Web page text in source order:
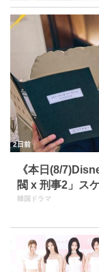
2日前
《本日(8/
閥 x 刑事2」ス
韓国ドラマ